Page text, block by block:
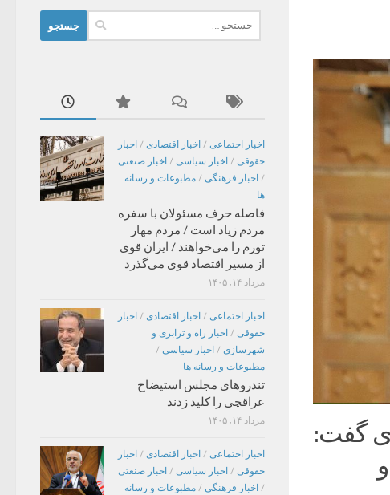
گفت:
برای:
اخبار اجتماعی / اخبار اقتصادی / اخبار
حقوقی / اخبار سیاسی / اخبار صنعتی
/ اخبار فرهنگی / مطبوعات و رسانه
ها
فاصله حرف مسئولان با سفره
مردم زیاد است / مردم مهار
تورم را می‌خواهند / ایران قوی
از مسیر اقتصاد قوی می‌گذرد
مرداد ۱۴, ۱۴۰۵
اخبار اجتماعی / اخبار اقتصادی / اخبار
حقوقی / اخبار راه و ترابری و
شهرسازی / اخبار سیاسی /
مطبوعات و رسانه ها
تندروهای مجلس استیضاح
عراقچی را کلید زدند
مرداد ۱۴, ۱۴۰۵
اخبار اجتماعی / اخبار اقتصادی / اخبار
حقوقی / اخبار سیاسی / اخبار صنعتی
/ اخبار فرهنگی / مطبوعات و رسانه